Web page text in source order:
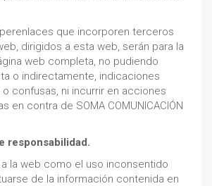
que incorporen terceros
dirigidos a esta web, serán para la
web completa, no pudiendo
o indirectamente, indicaciones
confusas, ni incurrir en acciones
en contra de SOMA COMUNICACIÓN
responsabilidad.
la web como el uso inconsentido
de la información contenida en